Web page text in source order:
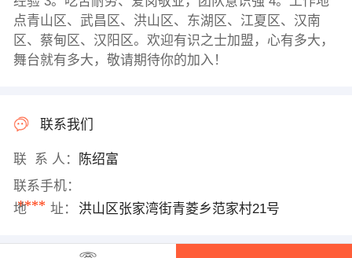
点青山区、武昌区、洪山区、东湖区、江夏区、汉南
区、蔡甸区、汉阳区。欢迎有识之士加盟，心有多大，
舞台就有多大，敬请期待你的加入！
联系我们
联 系 人：
陈绍富
联系手机：
****
地 址： 洪山区张家湾街青菱乡范家村21号